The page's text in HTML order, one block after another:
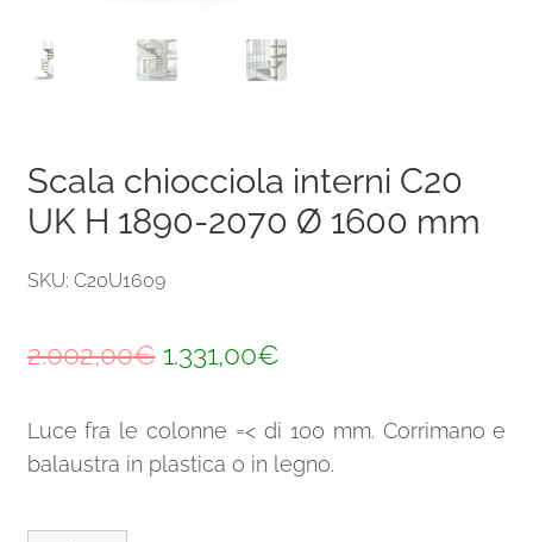
Scala chiocciola interni C20
UK H 1890-2070 Ø 1600 mm
SKU: C20U1609
2.002,00€ Il
originale
era:
1.331,00€Il
attuale
è:
Luce fra le colonne =< di 100 mm. Corrimano e
balaustra in plastica o in legno.